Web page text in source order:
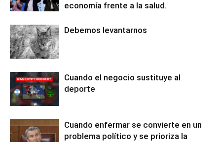
economía frente a la salud.
Debemos levantarnos
Cuando el negocio sustituye al
deporte
Cuando enfermar se convierte en un
problema político y se prioriza la